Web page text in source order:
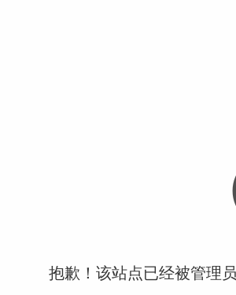
抱歉！该站点已经被管理